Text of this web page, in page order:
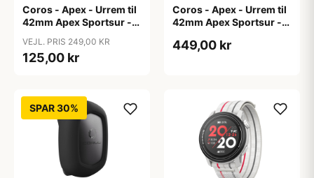
Coros - Apex - Urrem til
42mm Apex Sportsur -
VEJL. PRIS 249,00 KR
125,00 kr
Coros - Apex - Urrem til
42mm Apex Sportsur -
449,00 kr
SPAR 30%